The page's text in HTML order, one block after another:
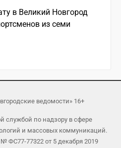
в Великий Новгород
из семи
ведомости» 16+
службой по надзору в сфере
и массовых коммуникаций.
ФС77-77322 от 5 декабря 2019